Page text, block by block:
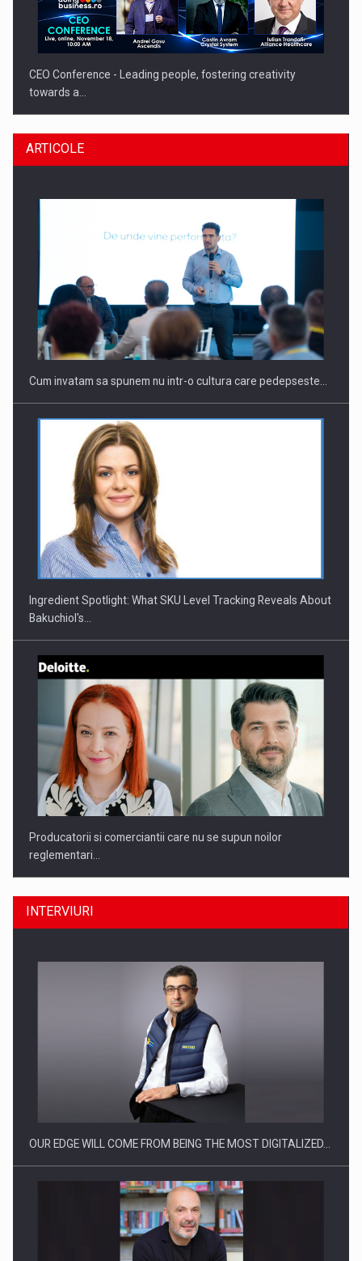
CEO Conference - Leading people, fostering creativity
towards a…
CEO Conference - Shaping The Future - Technology and…
Webinar - Business Evolution-RETHINK STRATEGY-Finantare
Investitii Digitalizare
ARTICOLE
Cum invatam sa spunem nu intr-o cultura care pedepseste…
Ingredient Spotlight: What SKU Level Tracking Reveals About
Bakuchiol's…
Producatorii si comerciantii care nu se supun noilor
reglementari…
Raport PwC: Industria de media si divertisment din Romania…
INTERVIURI
OUR EDGE WILL COME FROM BEING THE MOST DIGITALIZED…